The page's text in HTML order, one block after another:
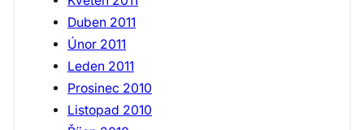
Duben 2011
Únor 2011
Leden 2011
Prosinec 2010
Listopad 2010